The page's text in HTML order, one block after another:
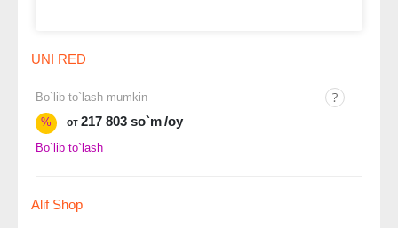
UNI RED
Bo`lib to`lash mumkin
%
от 217 803 so`m/oy
Bo`lib to`lash
Alif Shop